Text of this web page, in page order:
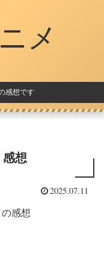
メ
感想です
想
2025.07.11
感想